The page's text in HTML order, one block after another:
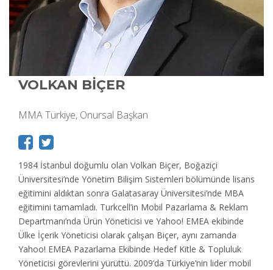
VOLKAN BİÇER
MMA Türkiye, Onursal Başkan
1984 İstanbul doğumlu olan Volkan Biçer, Boğaziçi
Üniversitesi’nde Yönetim Bilişim Sistemleri bölümünde lisans
eğitimini aldıktan sonra Galatasaray Üniversitesi’nde MBA
eğitimini tamamladı. Turkcell’in Mobil Pazarlama & Reklam
Departmanı’nda Ürün Yöneticisi ve Yahoo! EMEA ekibinde
Ülke İçerik Yöneticisi olarak çalışan Biçer, aynı zamanda
Yahoo! EMEA Pazarlama Ekibinde Hedef Kitle & Topluluk
Yöneticisi görevlerini yürüttü. 2009’da Türkiye’nin lider mobil